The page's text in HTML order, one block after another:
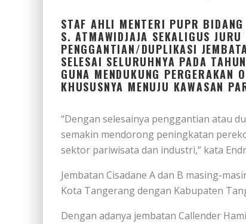
STAF AHLI MENTERI PUPR
S. ATMAWIDJAJA SEKALIGUS
PENGGANTIAN/DUPLIKASI
SELESAI SELURUHNYA PADA
GUNA MENDUKUNG
KHUSUSNYA MENUJU KAWASAN
“Dengan selesainya penggantian atau
semakin mendorong peningkatan
sektor pariwisata dan industri,” kata
Jembatan Cisadane A dan B masing-
Kota Tangerang dengan Kabupaten
Dengan adanya jembatan Callender